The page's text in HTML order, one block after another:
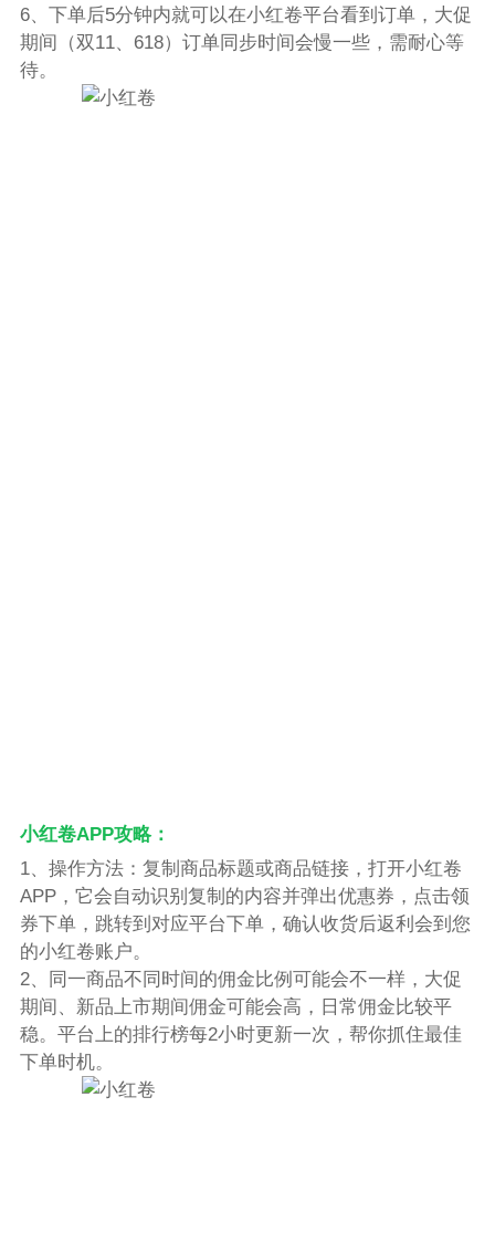
6、下单后5分钟内就可以在小红卷平台看到订单，大促
期间（双11、618）订单同步时间会慢一些，需耐心等
待。
小红卷APP攻略：
1、操作方法：复制商品标题或商品链接，打开小红卷
APP，它会自动识别复制的内容并弹出优惠券，点击领
券下单，跳转到对应平台下单，确认收货后返利会到您
的小红卷账户。
2、同一商品不同时间的佣金比例可能会不一样，大促
期间、新品上市期间佣金可能会高，日常佣金比较平
稳。平台上的排行榜每2小时更新一次，帮你抓住最佳
下单时机。